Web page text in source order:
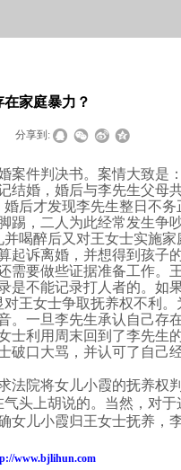
家庭暴力？
分享到:
案件判决书。案情大致是
结婚，婚后与李先生父母
后才发现李先生整日不
踢，二人为此经常发生争
喝醉后又对王女士实施
起诉离婚，并想得到孩子
需要做些证据准备工作。
是不能记录打人者的。如
王女士争取抚养权不利
。一旦李先生承认自己存
士利用周末回到了李先生
口大骂，并认可了自己
法院将女儿小霞的抚养权
头上胡说的。当然，对
女儿小霞归王女士抚养，
www.bjlihun.com